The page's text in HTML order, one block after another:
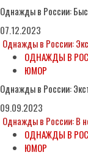
Однажды в России:
07.12.2023
Однажды в России:
ОДНАЖДЫ В
ЮМОР
Однажды в России:
09.09.2023
Однажды в России: В
ОДНАЖДЫ В
ЮМОР